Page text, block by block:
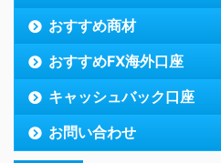
おすすめ商材
おすすめFX海外口座
キャッシュバック口座
お問い合わせ